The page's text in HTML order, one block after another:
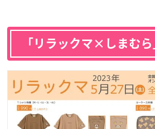
「リラックマ×しまむ